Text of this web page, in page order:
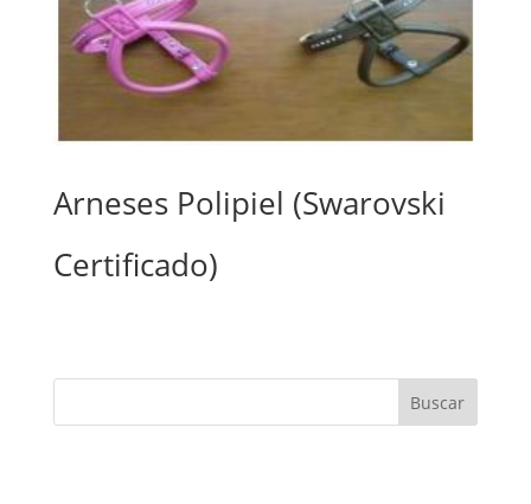
Arneses Polipiel (Swarovski
Certificado)